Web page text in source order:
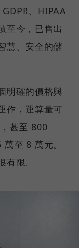
、HIPAA
至今，已售出
慧、安全的儲
明確的價格與
作，運算量可
甚至 800
至 8 萬元。
限。